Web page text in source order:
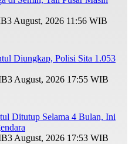
3 August, 2026 11:56 WIB
Diungkap, Polisi Sita 1.053
3 August, 2026 17:55 WIB
Ditutup Selama 4 Bulan, Ini
3 August, 2026 17:53 WIB